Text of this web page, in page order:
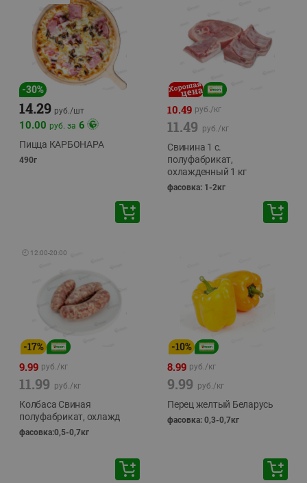
-30%
14.29 руб./шт
10.00 руб. за 6
Пицца КАРБОНАРА
490г
10.49 руб./кг
11.49 руб./кг
Свинина 1 с.
полуфабрикат,
охлажденный 1 кг
фасовка: 1-2кг
🕘 12:00-20:00
-17%
9.99 руб./кг
11.99 руб./кг
Колбаса Свиная
полуфабрикат, охлажд
фасовка:0,5-0,7кг
-10%
8.99 руб./кг
9.99 руб./кг
Перец желтый Беларусь
фасовка: 0,3-0,7кг